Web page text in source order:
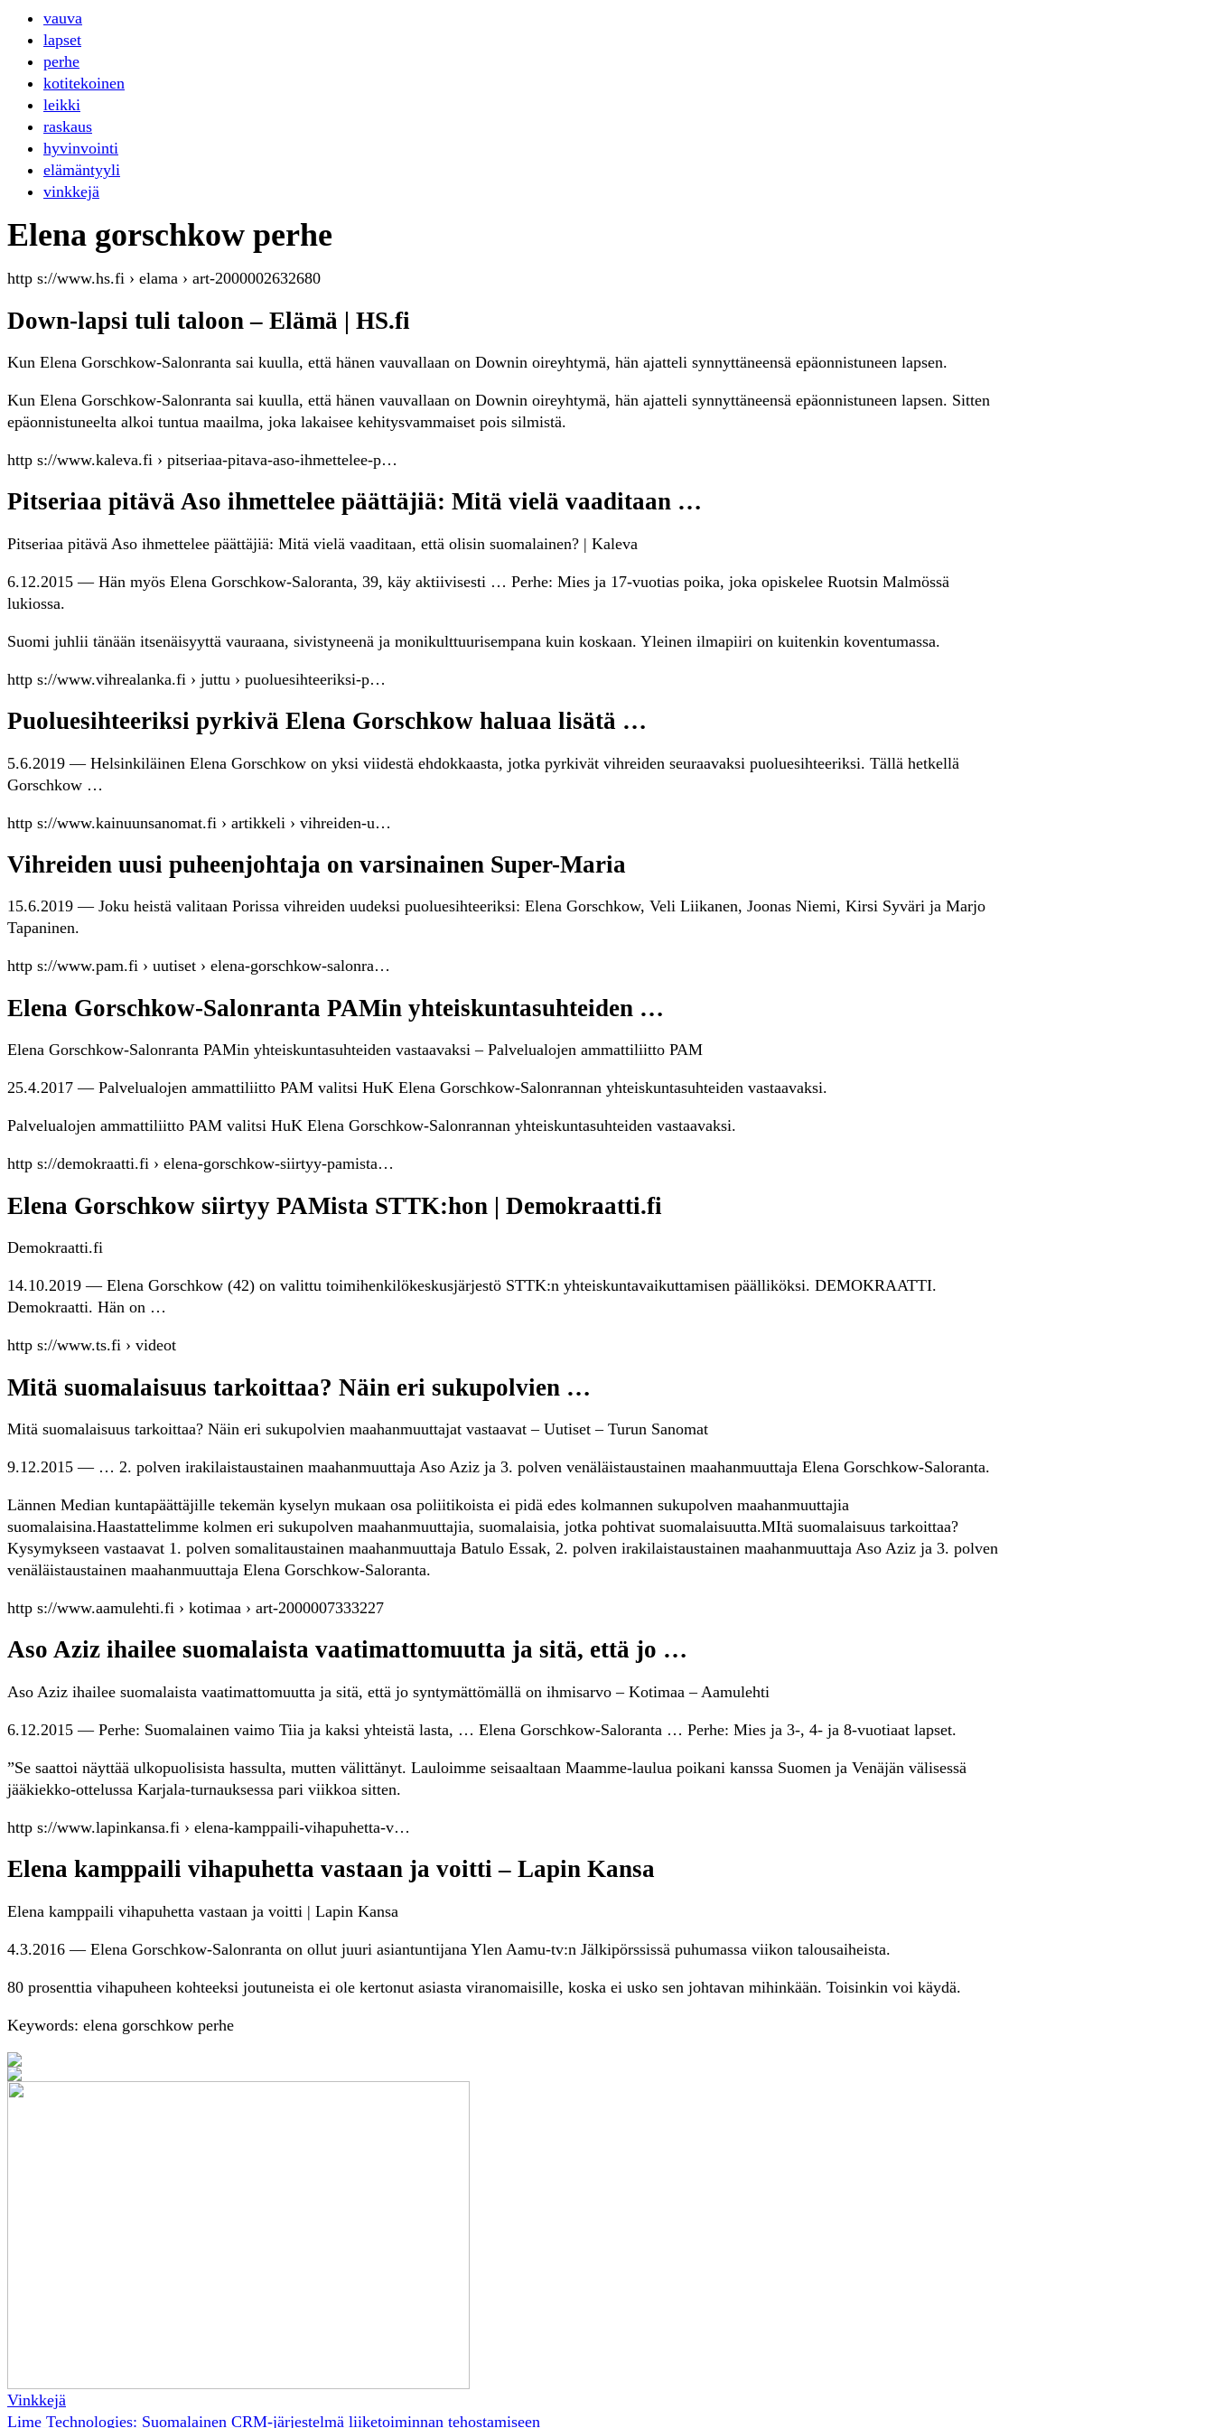
vauva
lapset
perhe
kotitekoinen
leikki
raskaus
hyvinvointi
elämäntyyli
vinkkejä
Elena gorschkow perhe
http s://www.hs.fi › elama › art-2000002632680
Down-lapsi tuli taloon – Elämä | HS.fi
Kun Elena Gorschkow-Salonranta sai kuulla, että hänen vauvallaan on Downin oireyhtymä, hän ajatteli synnyttäneensä epäonnistuneen lapsen.
Kun Elena Gorschkow-Salonranta sai kuulla, että hänen vauvallaan on Downin oireyhtymä, hän ajatteli synnyttäneensä epäonnistuneen lapsen. Sitten
epäonnistuneelta alkoi tuntua maailma, joka lakaisee kehitysvammaiset pois silmistä.
http s://www.kaleva.fi › pitseriaa-pitava-aso-ihmettelee-p…
Pitseriaa pitävä Aso ihmettelee päättäjiä: Mitä vielä vaaditaan …
Pitseriaa pitävä Aso ihmettelee päättäjiä: Mitä vielä vaaditaan, että olisin suomalainen? | Kaleva
6.12.2015 — Hän myös Elena Gorschkow-Saloranta, 39, käy aktiivisesti … Perhe: Mies ja 17-vuotias poika, joka opiskelee Ruotsin Malmössä
lukiossa.
Suomi juhlii tänään itsenäisyyttä vauraana, sivistyneenä ja monikulttuurisempana kuin koskaan. Yleinen ilmapiiri on kuitenkin koventumassa.
http s://www.vihrealanka.fi › juttu › puoluesihteeriksi-p…
Puoluesihteeriksi pyrkivä Elena Gorschkow haluaa lisätä …
5.6.2019 — Helsinkiläinen Elena Gorschkow on yksi viidestä ehdokkaasta, jotka pyrkivät vihreiden seuraavaksi puoluesihteeriksi. Tällä hetkellä
Gorschkow …
http s://www.kainuunsanomat.fi › artikkeli › vihreiden-u…
Vihreiden uusi puheenjohtaja on varsinainen Super-Maria
15.6.2019 — Joku heistä valitaan Porissa vihreiden uudeksi puoluesihteeriksi: Elena Gorschkow, Veli Liikanen, Joonas Niemi, Kirsi Syväri ja Marjo
Tapaninen.
http s://www.pam.fi › uutiset › elena-gorschkow-salonra…
Elena Gorschkow-Salonranta PAMin yhteiskuntasuhteiden …
Elena Gorschkow-Salonranta PAMin yhteiskuntasuhteiden vastaavaksi – Palvelualojen ammattiliitto PAM
25.4.2017 — Palvelualojen ammattiliitto PAM valitsi HuK Elena Gorschkow-Salonrannan yhteiskuntasuhteiden vastaavaksi.
Palvelualojen ammattiliitto PAM valitsi HuK Elena Gorschkow-Salonrannan yhteiskuntasuhteiden vastaavaksi.
http s://demokraatti.fi › elena-gorschkow-siirtyy-pamista…
Elena Gorschkow siirtyy PAMista STTK:hon | Demokraatti.fi
Demokraatti.fi
14.10.2019 — Elena Gorschkow (42) on valittu toimihenkilökeskusjärjestö STTK:n yhteiskuntavaikuttamisen päälliköksi. DEMOKRAATTI.
Demokraatti. Hän on …
http s://www.ts.fi › videot
Mitä suomalaisuus tarkoittaa? Näin eri sukupolvien …
Mitä suomalaisuus tarkoittaa? Näin eri sukupolvien maahanmuuttajat vastaavat – Uutiset – Turun Sanomat
9.12.2015 — … 2. polven irakilaistaustainen maahanmuuttaja Aso Aziz ja 3. polven venäläistaustainen maahanmuuttaja Elena Gorschkow-Saloranta.
Lännen Median kuntapäättäjille tekemän kyselyn mukaan osa poliitikoista ei pidä edes kolmannen sukupolven maahanmuuttajia
suomalaisina.Haastattelimme kolmen eri sukupolven maahanmuuttajia, suomalaisia, jotka pohtivat suomalaisuutta.MItä suomalaisuus tarkoittaa?
Kysymykseen vastaavat 1. polven somalitaustainen maahanmuuttaja Batulo Essak, 2. polven irakilaistaustainen maahanmuuttaja Aso Aziz ja 3. polven
venäläistaustainen maahanmuuttaja Elena Gorschkow-Saloranta.
http s://www.aamulehti.fi › kotimaa › art-2000007333227
Aso Aziz ihailee suomalaista vaatimattomuutta ja sitä, että jo …
Aso Aziz ihailee suomalaista vaatimattomuutta ja sitä, että jo syntymättömällä on ihmisarvo – Kotimaa – Aamulehti
6.12.2015 — Perhe: Suomalainen vaimo Tiia ja kaksi yhteistä lasta, … Elena Gorschkow-Saloranta … Perhe: Mies ja 3-, 4- ja 8-vuotiaat lapset.
”Se saattoi näyttää ulkopuolisista hassulta, mutten välittänyt. Lauloimme seisaaltaan Maamme-laulua poikani kanssa Suomen ja Venäjän välisessä
jääkiekko-ottelussa Karjala-turnauksessa pari viikkoa sitten.
http s://www.lapinkansa.fi › elena-kamppaili-vihapuhetta-v…
Elena kamppaili vihapuhetta vastaan ja voitti – Lapin Kansa
Elena kamppaili vihapuhetta vastaan ja voitti | Lapin Kansa
4.3.2016 — Elena Gorschkow-Salonranta on ollut juuri asiantuntijana Ylen Aamu-tv:n Jälkipörssissä puhumassa viikon talousaiheista.
80 prosenttia vihapuheen kohteeksi joutuneista ei ole kertonut asiasta viranomaisille, koska ei usko sen johtavan mihinkään. Toisinkin voi käydä.
Keywords: elena gorschkow perhe
Vinkkejä
Lime Technologies: Suomalainen CRM-järjestelmä liiketoiminnan tehostamiseen